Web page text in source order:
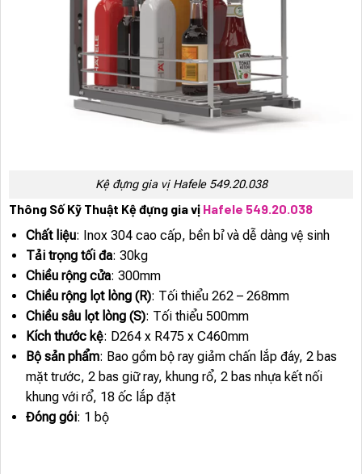
Kệ đựng gia vị Hafele 549.20.038
Thông Số Kỹ Thuật Kệ đựng gia vị Hafele 549.20.038
Chất liệu: Inox 304 cao cấp, bền bỉ và dễ dàng vệ sinh
Tải trọng tối đa: 30kg
Chiều rộng cửa: 300mm
Chiều rộng lọt lòng (R): Tối thiểu 262 – 268mm
Chiều sâu lọt lòng (S): Tối thiểu 500mm
Kích thước kệ: D264 x R475 x C460mm
Bộ sản phẩm: Bao gồm bộ ray giảm chấn lắp đáy, 2 bas
mặt trước, 2 bas giữ ray, khung rổ, 2 bas nhựa kết nối
khung với rổ, 18 ốc lắp đặt
Đóng gói: 1 bộ